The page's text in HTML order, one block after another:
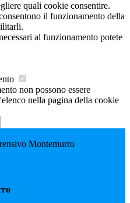
quali cookie consentire.
il funzionamento della
al funzionamento potete
non possono essere
nella pagina della cookie
Montemurro